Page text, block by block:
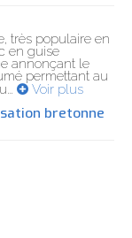
très populaire en
en guise
annonçant le
permettant au
… Voir plus
bretonne